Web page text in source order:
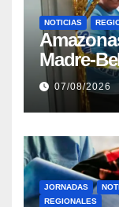
NOTICIAS
Madre-
del
Rincón
07/08/2026
JORNADAS
REGIONALES